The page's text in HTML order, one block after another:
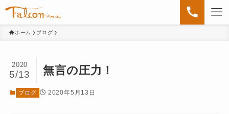
ホーム ブログ
無言の圧力！
2020
5/13
ブログ 2020年5月13日